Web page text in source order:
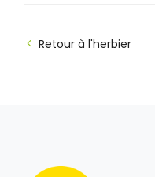
Retour à l'herbier